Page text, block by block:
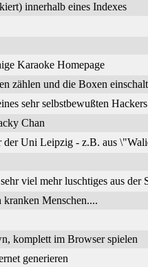
innerhalb eines Indexes
Karaoke Homepage
zählen und die Boxen
sehr selbstbewußten Hackers
Chan
der Uni Leipzig - z.B. aus
viel mehr luschtiges aus der
Menschen....
komplett im Browser spielen
generieren